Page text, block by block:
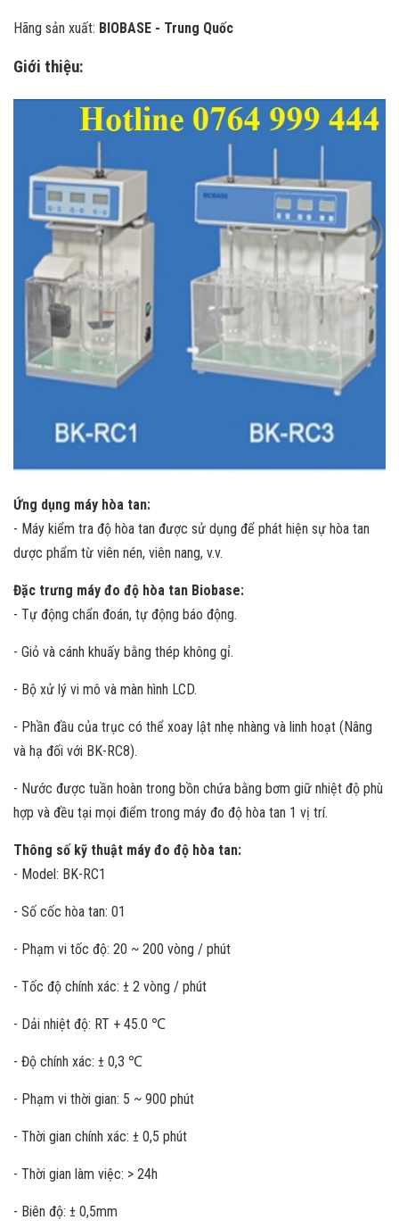
Hãng sản xuất: BIOBASE - Trung Quốc
Giới thiệu:
Ứng dụng máy hòa tan:
- Máy kiểm tra độ hòa tan được sử dụng để phát hiện sự hòa tan
dược phẩm từ viên nén, viên nang, v.v.
Đặc trưng máy đo độ hòa tan Biobase:
- Tự động chẩn đoán, tự động báo động.
- Giỏ và cánh khuấy bằng thép không gỉ.
- Bộ xử lý vi mô và màn hình LCD.
- Phần đầu của trục có thể xoay lật nhẹ nhàng và linh hoạt (Nâng
và hạ đối với BK-RC8).
- Nước được tuần hoàn trong bồn chứa bằng bơm giữ nhiệt độ phù
hợp và đều tại mọi điểm trong máy đo độ hòa tan 1 vị trí.
Thông số kỹ thuật máy đo độ hòa tan:
- Model: BK-RC1
- Số cốc hòa tan: 01
- Phạm vi tốc độ: 20 ~ 200 vòng / phút
- Tốc độ chính xác: ± 2 vòng / phút
- Dải nhiệt độ: RT + 45.0 ℃
- Độ chính xác: ± 0,3 ℃
- Phạm vi thời gian: 5 ~ 900 phút
- Thời gian chính xác: ± 0,5 phút
- Thời gian làm việc: > 24h
- Biên độ: ± 0,5mm